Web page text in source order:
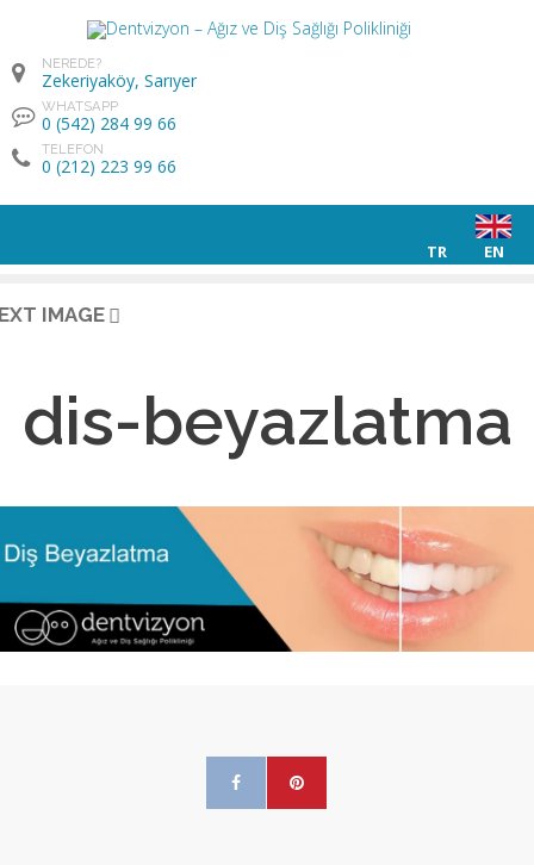
NEREDE?
Zekeriyaköy, Sarıyer
WHATSAPP
0 (542) 284 99 66
TELEFON
0 (212) 223 99 66
TR EN
IMAGE
dis-beyazlatma